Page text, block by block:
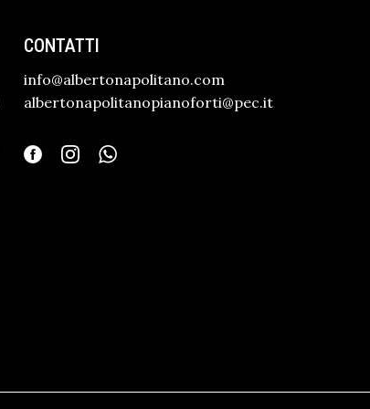
CONTATTI
info@albertonapolitano.com
albertonapolitanopianoforti@pec.it